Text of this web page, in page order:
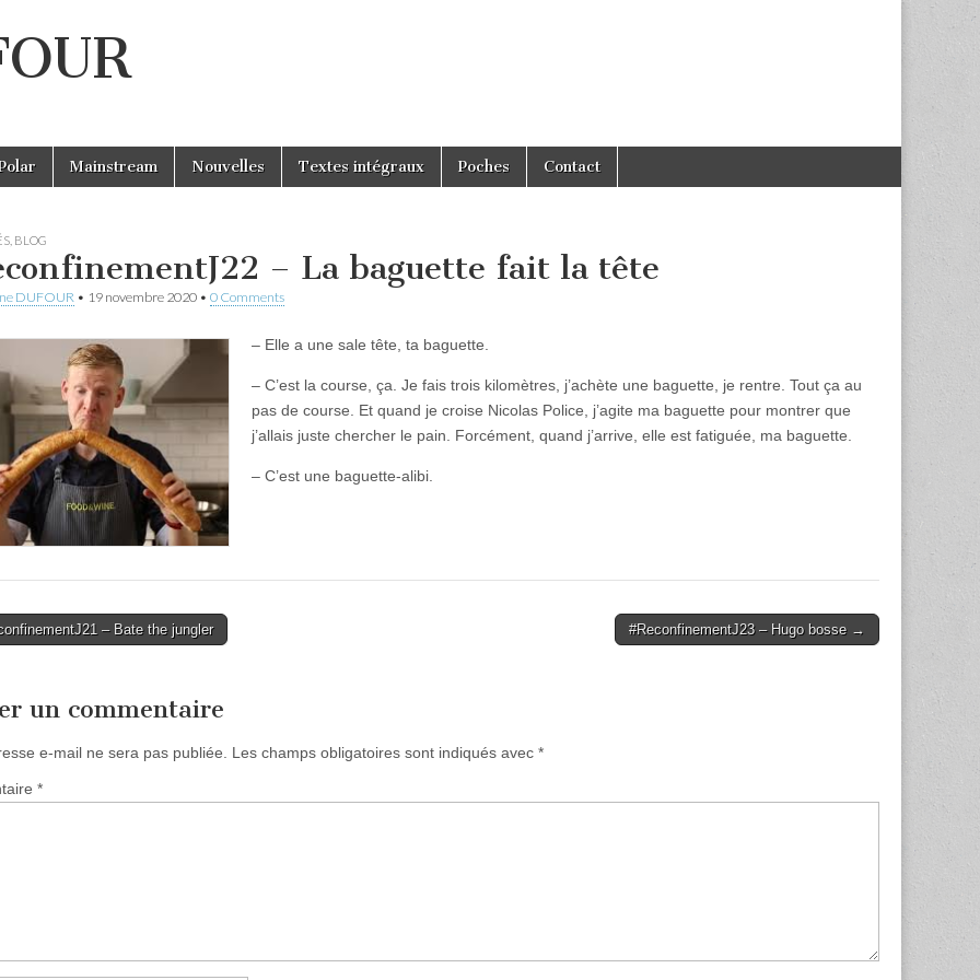
Mainstream Nouvelles Textes intégraux Poches Contact
BLOG
– La baguette fait la tête
DUFOUR • 19 novembre 2020 • 0 Comments
– Elle a une sale tête, ta baguette.
– C’est la course, ça. Je fais trois kilomètres, j’achète une baguette, je rentre. Tout ça au
pas de course. Et quand je croise Nicolas Police, j’agite ma baguette pour montrer que
j’allais juste chercher le pain. Forcément, quand j’arrive, elle est fatiguée, ma baguette.
– C’est une baguette-alibi.
– Bate the jungler #ReconfinementJ23 – Hugo bosse →
un commentaire
e-mail ne sera pas publiée. Les champs obligatoires sont indiqués avec *
*